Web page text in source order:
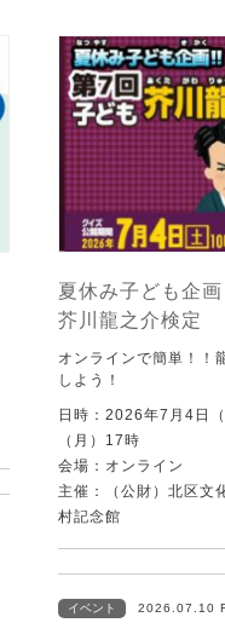
夏休み子ども企
芥川龍之介検定
オンラインで簡単！！
しよう！
日時：2026年7月4日
（月）17時
会場：オンライン
主催：（公財）北区
村記念館
イベント 2026.07.10